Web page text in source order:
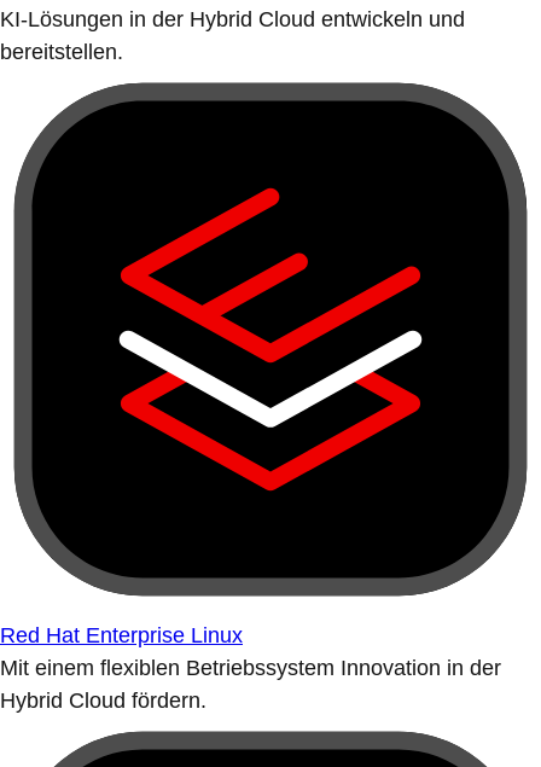
KI-Lösungen in der Hybrid Cloud entwickeln und
bereitstellen.
Red Hat Enterprise Linux
Mit einem flexiblen Betriebssystem Innovation in der
Hybrid Cloud fördern.